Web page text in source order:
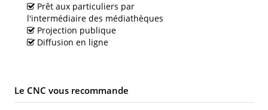
Prêt aux particuliers par
l'intermédiaire des médiathèques
Projection publique
Diffusion en ligne
Le CNC vous recommande